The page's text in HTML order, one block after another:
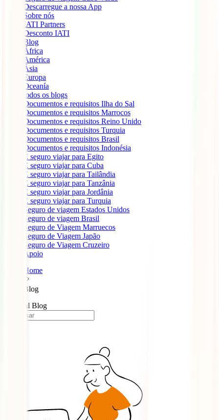
Descarregue a nossa App
Sobre nós
IATI Partners
Desconto IATI
Blog
África
América
Ásia
Europa
Oceanía
todos os blogs
Documentos e requisitos Ilha do Sal
Documentos e requisitos Marrocos
Documentos e requisitos Reino Unido
Documentos e requisitos Turquia
Documentos e requisitos Brasil
Documentos e requisitos Indonésia
É seguro viajar para Egito
É seguro viajar para Cuba
É seguro viajar para Tailândia
É seguro viajar para Tanzânia
É seguro viajar para Jordânia
É seguro viajar para Turquia
Seguro de viagem Estados Unidos
Seguro de viagem Brasil
Seguro de Viagem Marruecos
Seguro de Viagem Japão
Seguro de Viagem Cruzeiro
Apoio
Home
Blog
Portugal Blog